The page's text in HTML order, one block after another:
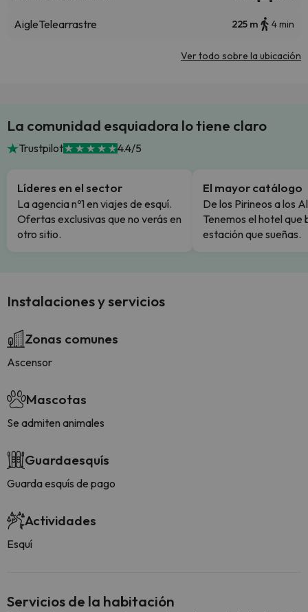
AigleTelearrastre 225 m 4 min
Ver todo sobre la ubicación
La comunidad esquiadora lo tiene claro
Trustpilot 4.4/5
Líderes en el sector
La agencia nº1 en viajes de esquí.
Ofertas exclusivas que no verás en
otro sitio.
El mayor catálogo
De los Pirineos a los
Tenemos el hotel que
estación que sueñas.
Instalaciones y servicios
Zonas comunes
Ascensor
Mascotas
Se admiten animales
Guardaesquís
Guarda esquís de pago
Actividades
Esquí
Servicios de la habitación